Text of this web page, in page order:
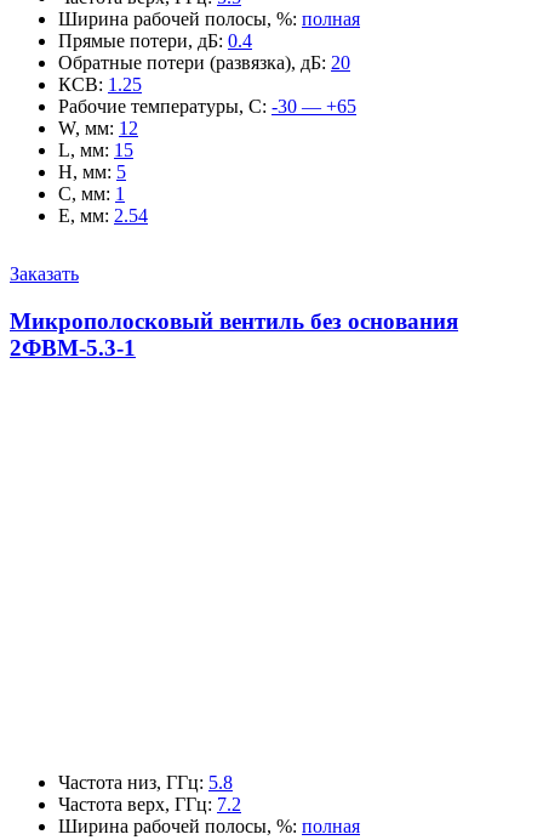
Ширина рабочей полосы, %: полная
Прямые потери, дБ: 0.4
Обратные потери (развязка), дБ: 20
КСВ: 1.25
Рабочие температуры, С: -30 — +65
W, мм: 12
L, мм: 15
H, мм: 5
C, мм: 1
E, мм: 2.54
Заказать
Микрополосковый вентиль без основания
2ФВМ-5.3-1
Частота низ, ГГц: 5.8
Частота верх, ГГц: 7.2
Ширина рабочей полосы, %: полная